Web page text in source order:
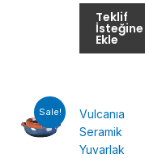
Teklif
İsteğine
Ekle
Sale!
Vulcanıa
Seramik
Yuvarlak